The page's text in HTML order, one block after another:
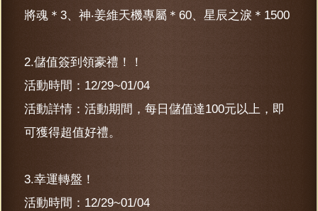
將魂＊3、神‧姜維天機專屬＊60、星辰之淚＊1500
2.儲值簽到領豪禮！！
活動時間：12/29~01/04
活動詳情：活動期間，每日儲值達100元以上，即
可獲得超值好禮。
3.幸運轉盤！
活動時間：12/29~01/04